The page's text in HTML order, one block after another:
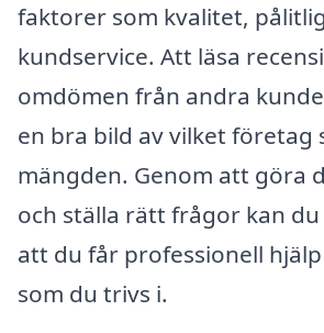
faktorer som kvalitet,
kundservice. Att läsa
omdömen från andra
en bra bild av vilket företag
mängden. Genom att göra
och ställa rätt frågor kan du
att du får professionell
som du trivs i.